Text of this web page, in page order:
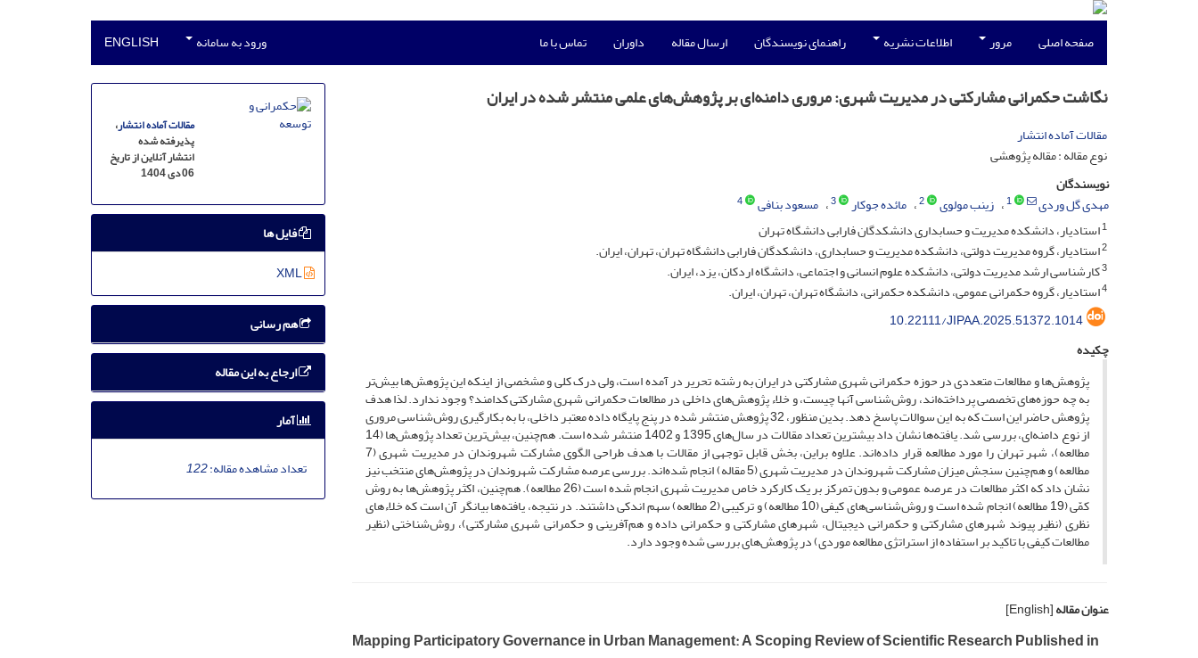
صفحه اصلی مرور اطلاعات نشریه راهنمای نویسندگان ارسال مقاله داوران تماس با ما ورود به سامانه ENGLISH
نگاشت حکمرانی مشارکتی در مدیریت شهری: مروری دامنه‌ای بر پژوهش‌های علمی منتشر شده در ایران
مقالات آماده انتشار
نوع مقاله : مقاله پژوهشی
نویسندگان
مهدی گل وردی
1 زینب مولوی 2 مائده جوکار 3 مسعود بنافی
4
1استادیار، دانشکده مدیریت و حسابداری دانشکدگان فارابی دانشگاه تهران
2استادیار، گروه مدیریت دولتی، دانشکده مدیریت و حسابداری، دانشکدگان فارابی دانشگاه تهران، تهران، ایران.
3کارشناسی ارشد مدیریت دولتی، دانشکده علوم انسانی و اجتماعی، دانشگاه اردکان، یزد، ایران.
4استادیار، گروه حکمرانی عمومی، دانشکده حکمرانی، دانشگاه تهران، تهران، ایران.
10.22111/JIPAA.2025.51372.1014
چکیده
پژوهش‌ها و مطالعات متعددی در حوزه حکمرانی شهری مشارکتی در ایران به رشته تحریر در آمده است، ولی درک کلی و مشخصی از اینکه این پژوهش‌ها بیش‌تر
به چه حوزه‌های تخصصی پرداخته‌اند، روش‌شناسی آنها چیست، و خلاء پژوهش‌های داخلی در مطالعات حکمرانی شهری مشارکتی کدامند؟ وجود ندارد. لذا هدف
پژوهش حاضر این است که به این سوالات پاسخ دهد. بدین منظور، 32 پژوهش منتشر شده در پنج پایگاه داده معتبر داخلی، با به بکارگیری روش‌شناسی مروری
از نوع دامنه‌ای، بررسی شد. یافته‌ها نشان داد بیشترین تعداد مقالات در سال‌های 1395 و 1402 منتشر شده است. هم‌چنین، بیش‌ترین تعداد پژوهش‌ها (14
مطالعه)، شهر تهران را مورد مطالعه قرار داده‌اند. علاوه براین، بخش قابل توجهی از مقالات با هدف طراحی الگوی مشارکت شهروندان در مدیریت شهری (7
مطالعه) و هم‌چنین سنجش میزان مشارکت شهروندان در مدیریت شهری (5 مقاله) انجام شده‌اند. بررسی عرصه مشارکت شهروندان در پژوهش‌های منتخب نیز
نشان داد که اکثر مطالعات در عرصه عمومی و بدون تمرکز بر یک کارکرد خاص مدیریت شهری انجام شده است (26 مطالعه). هم‌چنین، اکثر پژوهش‌ها به روش
کمّی (19 مطالعه) انجام شده است و روش‌شناسی‌های کیفی (10 مطالعه) و ترکیبی (2 مطالعه) سهم اندکی داشتند. در نتیجه، یافته‌ها بیانگر آن است که خلاء‌های
نظری (نظیر پیوند شهرهای مشارکتی و حکمرانی دیجیتال، شهرهای مشارکتی و حکمرانی داده و هم‌آفرینی و حکمرانی شهری مشارکتی)، روش‌شناختی (نظیر
مطالعات کیفی با تاکید بر استفاده از استراتژی مطالعه موردی) در پژوهش‌های بررسی شده وجود دارد.
عنوان مقاله[English]
Mapping Participatory Governance in Urban Management: A Scoping Review of Scientific Research Published in
مقالات آماده انتشار،
پذیرفته شده
انتشار آنلاین از تاریخ
06 دی 1404
فایل ها
XML
هم رسانی
ارجاع به این مقاله
آمار
تعداد مشاهده مقاله:122